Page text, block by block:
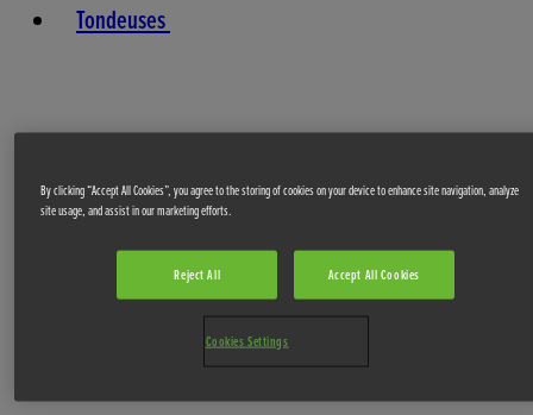
Tondeuses
Outils de Jardin
By clicking “Accept All Cookies”, you agree to the storing of cookies on your device to enhance site navigation, analyze
site usage, and assist in our marketing efforts.
Reject All Accept All Cookies
Cookies Settings